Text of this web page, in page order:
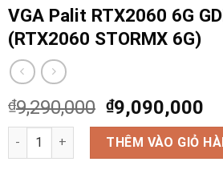
VGA Palit RTX2060 6G
(RTX2060 STORMX 6G)
₫9,290,000 ₫9,090,000
VGA Palit RTX2060 6G GDDR6
THÊM VÀO GIỎ